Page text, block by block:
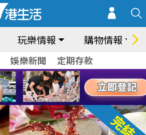
玩樂情報 購物情報
娛樂新聞 定期存款